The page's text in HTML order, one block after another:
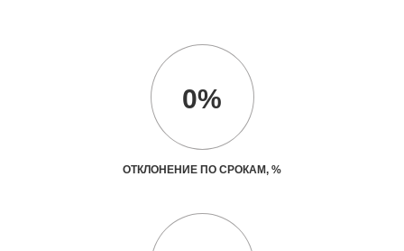
0%
ОТКЛОНЕНИЕ ПО СРОКАМ, %